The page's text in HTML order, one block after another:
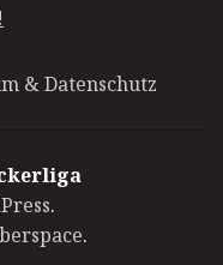
& Datenschutz
.
.